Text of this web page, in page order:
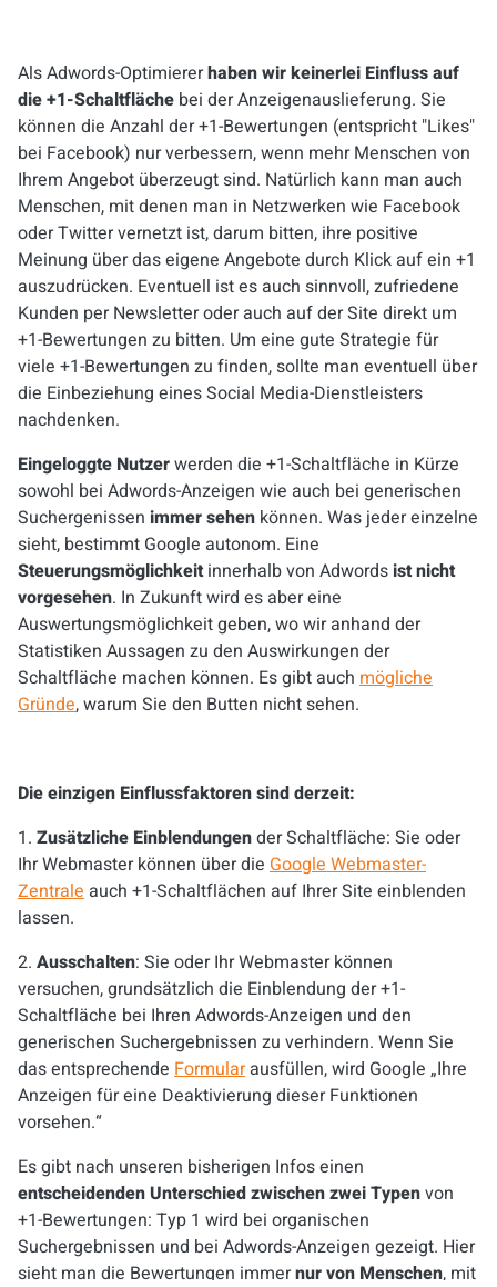
Als Adwords-Optimiererhaben wir keinerlei Einfluss auf
die +1-Schaltfläche bei der Anzeigenauslieferung. Sie
können die Anzahl der +1-Bewertungen (entspricht "Likes"
bei Facebook) nur verbessern, wenn mehr Menschen von
Ihrem Angebot überzeugt sind. Natürlich kann man auch
Menschen, mit denen man in Netzwerken wie Facebook
oder Twitter vernetzt ist, darum bitten, ihre positive
Meinung über das eigene Angebote durch Klick auf ein +1
auszudrücken. Eventuell ist es auch sinnvoll, zufriedene
Kunden per Newsletter oder auch auf der Site direkt um
+1-Bewertungen zu bitten. Um eine gute Strategie für
viele +1-Bewertungen zu finden, sollte man eventuell über
die Einbeziehung eines Social Media-Dienstleisters
nachdenken.
Eingeloggte Nutzerwerden die +1-Schaltfläche in Kürze
sowohl bei Adwords-Anzeigen wie auch bei generischen
Suchergenissen immer sehen können. Was jeder einzelne
sieht, bestimmt Google autonom. Eine
Steuerungsmöglichkeitinnerhalb von Adwordsist nicht
vorgesehen. In Zukunft wird es aber eine
Auswertungsmöglichkeit geben, wo wir anhand der
Statistiken Aussagen zu den Auswirkungen der
Schaltfläche machen können. Es gibt auch mögliche
Gründe, warum Sie den Butten nicht sehen.
Die einzigen Einflussfaktoren sind derzeit:
1. Zusätzliche Einblendungender Schaltfläche: Sie oder
Ihr Webmaster können über die Google Webmaster-
Zentrale auch +1-Schaltflächen auf Ihrer Site einblenden
lassen.
2. Ausschalten: Sie oder Ihr Webmaster können
versuchen, grundsätzlich die Einblendung der +1-
Schaltfläche bei Ihren Adwords-Anzeigen und den
generischen Suchergebnissen zu verhindern. Wenn Sie
das entsprechende Formularausfüllen, wird Google „Ihre
Anzeigen für eine Deaktivierung dieser Funktionen
vorsehen.“
Es gibt nach unseren bisherigen Infos einen
entscheidenden Unterschied zwischen zwei Typenvon
+1-Bewertungen: Typ 1 wird bei organischen
Suchergebnissen und bei Adwords-Anzeigen gezeigt. Hier
sieht man die Bewertungen immernur von Menschen, mit